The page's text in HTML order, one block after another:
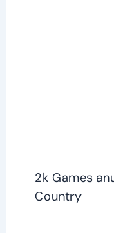
2k Games
Country